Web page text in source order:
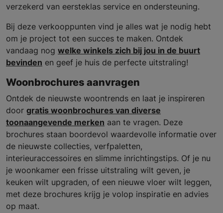
verzekerd van eersteklas service en ondersteuning.
Bij deze verkooppunten vind je alles wat je nodig hebt
om je project tot een succes te maken. Ontdek
vandaag nog welke winkels zich bij jou in de buurt
bevinden en geef je huis de perfecte uitstraling!
Woonbrochures aanvragen
Ontdek de nieuwste woontrends en laat je inspireren
door gratis woonbrochures van diverse
toonaangevende merken aan te vragen. Deze
brochures staan boordevol waardevolle informatie over
de nieuwste collecties, verfpaletten,
interieuraccessoires en slimme inrichtingstips. Of je nu
je woonkamer een frisse uitstraling wilt geven, je
keuken wilt upgraden, of een nieuwe vloer wilt leggen,
met deze brochures krijg je volop inspiratie en advies
op maat.